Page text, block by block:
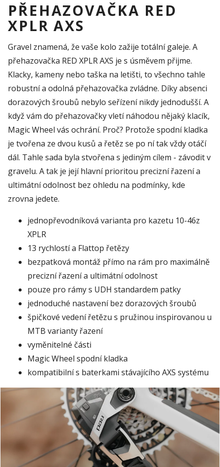
PŘEHAZOVAČKA RED
XPLR AXS
Gravel znamená, že vaše kolo zažije totální galeje. A
přehazovačka RED XPLR AXS je s úsměvem přijme.
Klacky, kameny nebo taška na letišti, to všechno tahle
robustní a odolná přehazovačka zvládne. Díky absenci
dorazových šroubů nebylo seřízení nikdy jednodušší. A
když vám do přehazovačky vletí náhodou nějaký klacík,
Magic Wheel vás ochrání. Proč? Protože spodní kladka
je tvořena ze dvou kusů a řetěz se po ní tak vždy otáčí
dál. Tahle sada byla stvořena s jediným cílem - závodit v
gravelu. A tak je její hlavní prioritou precizní řazení a
ultimátní odolnost bez ohledu na podmínky, kde
zrovna jedete.
jednopřevodníková varianta pro kazetu 10-46z
XPLR
13 rychlostí a Flattop řetězy
bezpatková montáž přímo na rám pro maximálně
precizní řazení a ultimátní odolnost
pouze pro rámy s UDH standardem patky
jednoduché nastavení bez dorazových šroubů
špičkové vedení řetězu s pružinou inspirovanou u
MTB varianty řazení
vyměnitelné části
Magic Wheel spodní kladka
kompatibilní s baterkami stávajícího AXS systému